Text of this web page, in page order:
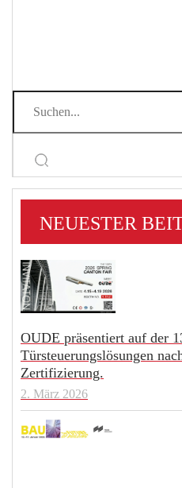
NEUESTER
OUDE präsentiert auf der
Türsteuerungslösungen
Zertifizierung.
2. März 2026